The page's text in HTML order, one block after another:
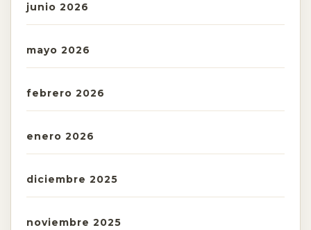
junio 2026
mayo 2026
febrero 2026
enero 2026
diciembre 2025
noviembre 2025